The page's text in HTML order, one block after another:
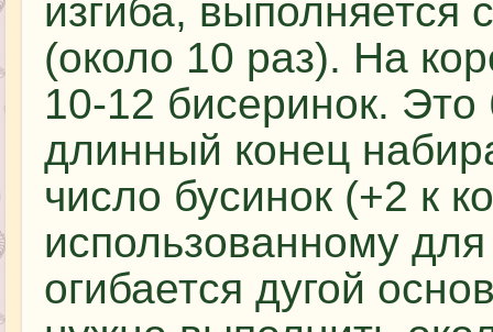
изгиба, выполняется
(около 10 раз). На
10-12 бисеринок. Это
длинный конец
число бусинок (+2 к
использованному
огибается дугой